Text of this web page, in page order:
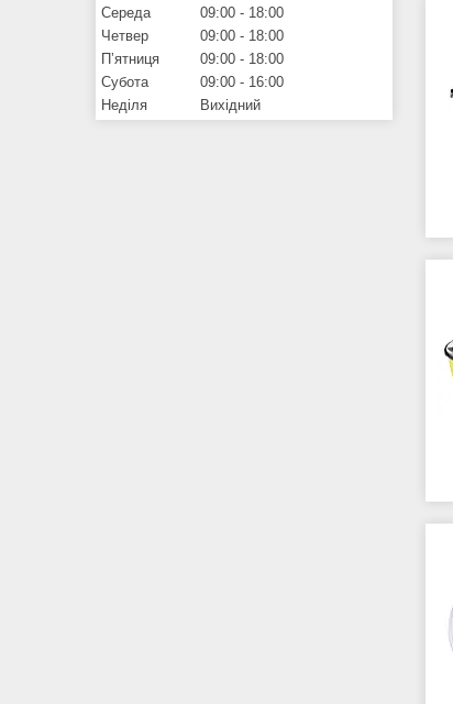
Середа
09:00
18:00
Четвер
09:00
18:00
Пʼятниця
09:00
18:00
Субота
09:00
16:00
Неділя
Вихідний